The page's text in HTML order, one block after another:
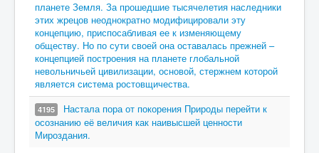
планете Земля. За прошедшие тысячелетия наследники
этих жрецов неоднократно модифицировали эту
концепцию, приспосабливая ее к изменяющему
обществу. Но по сути своей она оставалась прежней –
концепцией построения на планете глобальной
невольничьей цивилизации, основой, стержнем которой
является система ростовщичества.
4195
Настала пора от покорения Природы перейти к
осознанию её величия как наивысшей ценности
Мироздания.